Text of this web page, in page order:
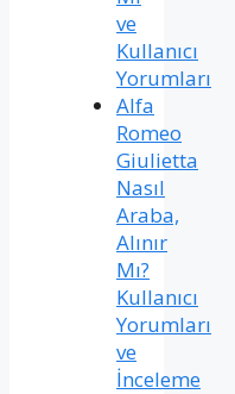
ve
Kullanıcı
Yorumları
Alfa
Romeo
Giulietta
Nasıl
Araba,
Alınır
Mı?
Kullanıcı
Yorumları
ve
İnceleme